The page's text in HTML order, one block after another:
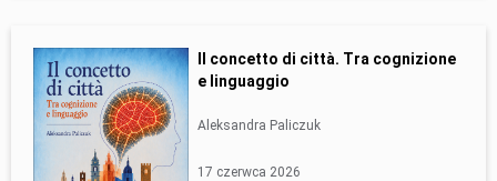
Il concetto di città. Tra cognizione
e linguaggio
Aleksandra Paliczuk
17 czerwca 2026